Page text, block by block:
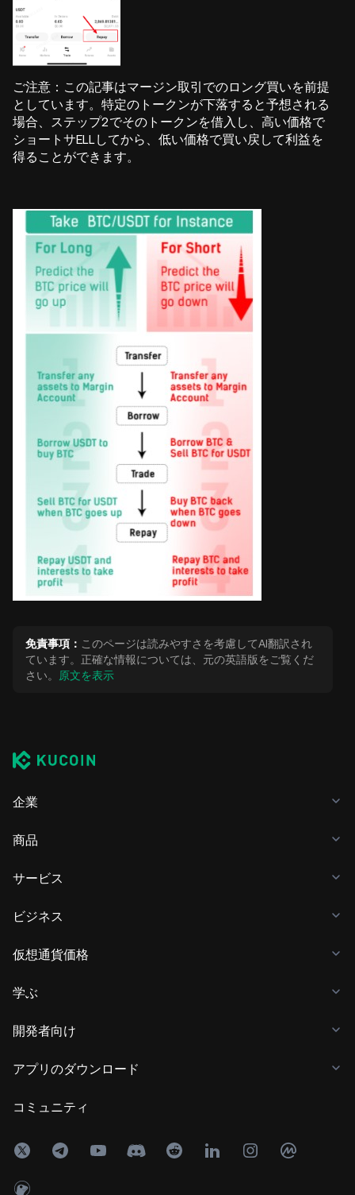
ご注意：この記事はマージン取引でのロング買いを前提
としています。特定のトークンが下落すると予想される
場合、ステップ2でそのトークンを借入し、高い価格で
ショートサELLしてから、低い価格で買い戻して利益を
得ることができます。
免責事項： このページは読みやすさを考慮してAI翻訳され
ています。正確な情報については、元の英語版をご覧くだ
さい。 原文を表示
企業
商品
サービス
ビジネス
仮想通貨価格
学ぶ
開発者向け
アプリのダウンロード
コミュニティ